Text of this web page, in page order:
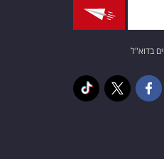
בדוא"ל